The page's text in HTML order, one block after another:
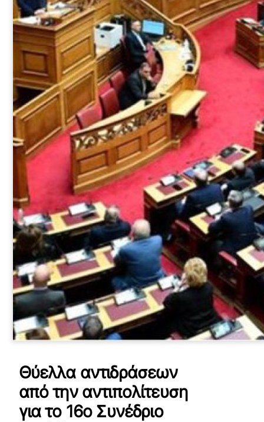
Θύελλα αντιδράσεων
από την αντιπολίτευση
για το 16ο Συνέδριο